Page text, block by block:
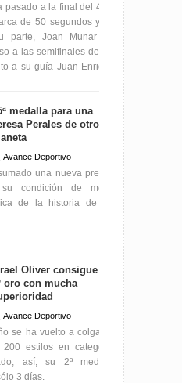
pasado a la final del 4oo,
de 50 segundos y 53
parte, Joan Munar ha
a las semifinales de los
a su guía Juan Enrique
medalla para una
Perales de otro
Avance Deportivo
una nueva presea
condición de mejor
de la historia de los
Oliver consigue su
oro con mucha
Avance Deportivo
se ha vuelto a colgar el
estilos en categoría
así, su 2ª medalla
3 días.